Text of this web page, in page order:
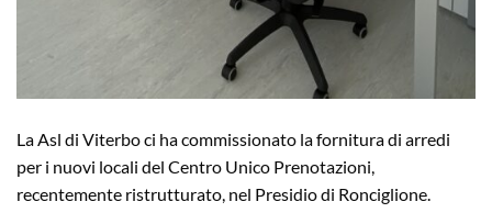
La Asl di Viterbo ci ha commissionato la fornitura di arredi
per i nuovi locali del Centro Unico Prenotazioni,
recentemente ristrutturato, nel Presidio di Ronciglione.